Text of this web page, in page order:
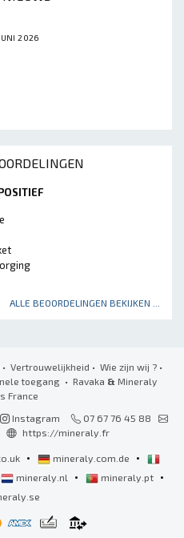
2026
ALLE BEOORDELINGEN BEKIJKEN ...
• Vertrouwelijkheid • Wie zijn wij ? •
toegang • Ravaka & Mineraly
France
Instagram
07 67 76 45 88
https://mineraly.fr
• mineraly.com.de •
mineraly.nl • mineraly.pt •